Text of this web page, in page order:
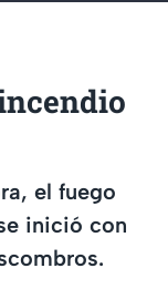
el fuego
inició con